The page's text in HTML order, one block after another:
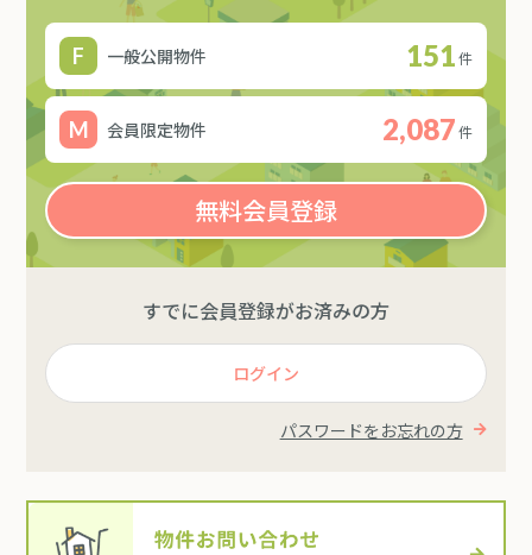
一般公開物件 151件
会員限定物件 2,087件
無料会員登録
すでに会員登録がお済みの方
ログイン
パスワードをお忘れの方